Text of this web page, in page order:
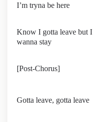
I’m tryna be here
Know I gotta leave but I
wanna stay
[Post-Chorus]
Gotta leave, gotta leave